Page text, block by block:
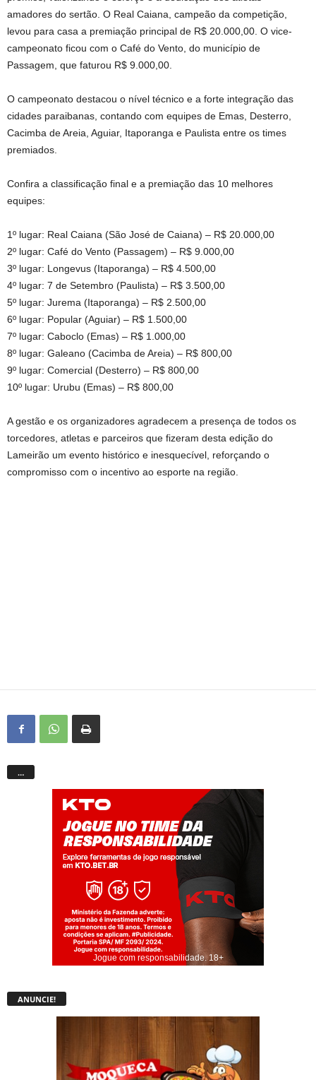
amadores do sertão. O Real Caiana, campeão da competição,
levou para casa a premiação principal de R$ 20.000,00. O vice-
campeonato ficou com o Café do Vento, do município de
Passagem, que faturou R$ 9.000,00.
O campeonato destacou o nível técnico e a forte integração das
cidades paraibanas, contando com equipes de Emas, Desterro,
Cacimba de Areia, Aguiar, Itaporanga e Paulista entre os times
premiados.
Confira a classificação final e a premiação das 10 melhores
equipes:
1º lugar: Real Caiana (São José de Caiana) – R$ 20.000,00
2º lugar: Café do Vento (Passagem) – R$ 9.000,00
3º lugar: Longevus (Itaporanga) – R$ 4.500,00
4º lugar: 7 de Setembro (Paulista) – R$ 3.500,00
5º lugar: Jurema (Itaporanga) – R$ 2.500,00
6º lugar: Popular (Aguiar) – R$ 1.500,00
7º lugar: Caboclo (Emas) – R$ 1.000,00
8º lugar: Galeano (Cacimba de Areia) – R$ 800,00
9º lugar: Comercial (Desterro) – R$ 800,00
10º lugar: Urubu (Emas) – R$ 800,00
A gestão e os organizadores agradecem a presença de todos os
torcedores, atletas e parceiros que fizeram desta edição do
Lameirão um evento histórico e inesquecível, reforçando o
compromisso com o incentivo ao esporte na região.
…
Jogue com responsabilidade. 18+
ANUNCIE!